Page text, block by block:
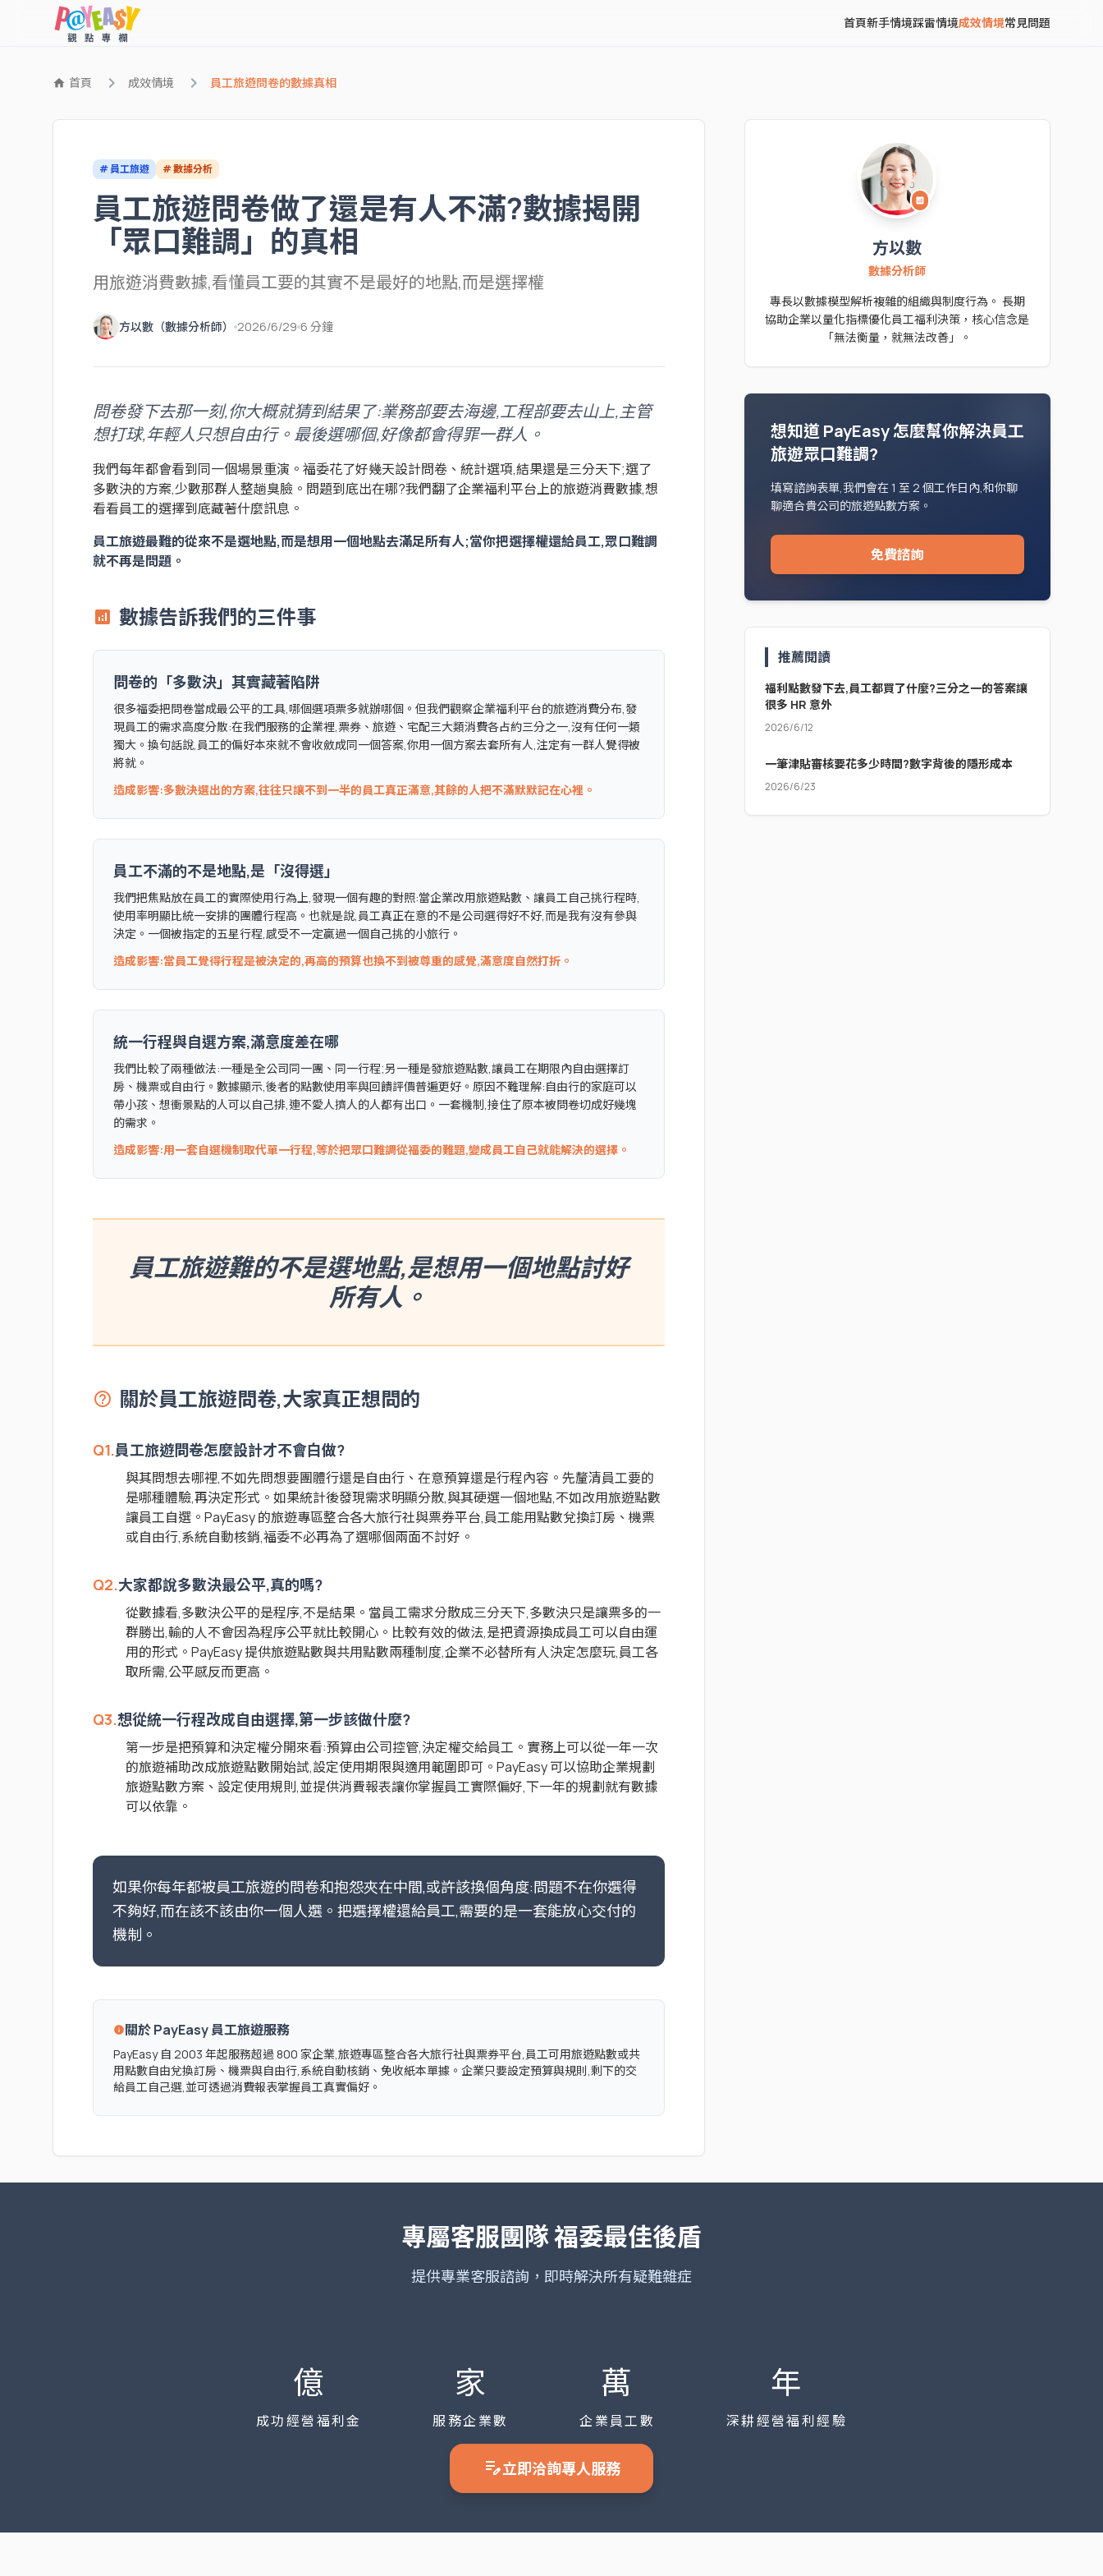
首頁新手情境踩雷情境成效情境常見問題
home 首頁 chevron_right 成效情境 chevron_right 員工旅遊問卷的數據真相
# 員工旅遊 # 數據分析
員工旅遊問卷做了還是有人不滿?數據揭開
「眾口難調」的真相
用旅遊消費數據,看懂員工要的其實不是最好的地點,而是選擇權
方以數（數據分析師） 2026/6/29 6 分鐘
問卷發下去那一刻,你大概就猜到結果了:業務部要去海邊,工程部要去山上,主管
想打球,年輕人只想自由行。最後選哪個,好像都會得罪一群人。
我們每年都會看到同一個場景重演。福委花了好幾天設計問卷、統計選項,結果還是三分天下;選了
多數決的方案,少數那群人整趟臭臉。問題到底出在哪?我們翻了企業福利平台上的旅遊消費數據,想
看看員工的選擇到底藏著什麼訊息。
員工旅遊最難的從來不是選地點,而是想用一個地點去滿足所有人;當你把選擇權還給員工,眾口難調
就不再是問題。
analytics 數據告訴我們的三件事
問卷的「多數決」其實藏著陷阱
很多福委把問卷當成最公平的工具,哪個選項票多就辦哪個。但我們觀察企業福利平台的旅遊消費分布,發
現員工的需求高度分散:在我們服務的企業裡,票券、旅遊、宅配三大類消費各占約三分之一,沒有任何一類
獨大。換句話說,員工的偏好本來就不會收斂成同一個答案,你用一個方案去套所有人,注定有一群人覺得被
將就。
造成影響:多數決選出的方案,往往只讓不到一半的員工真正滿意,其餘的人把不滿默默記在心裡。
員工不滿的不是地點,是「沒得選」
我們把焦點放在員工的實際使用行為上,發現一個有趣的對照:當企業改用旅遊點數、讓員工自己挑行程時,
使用率明顯比統一安排的團體行程高。也就是說,員工真正在意的不是公司選得好不好,而是我有沒有參與
決定。一個被指定的五星行程,感受不一定贏過一個自己挑的小旅行。
造成影響:當員工覺得行程是被決定的,再高的預算也換不到被尊重的感覺,滿意度自然打折。
統一行程與自選方案,滿意度差在哪
我們比較了兩種做法:一種是全公司同一團、同一行程;另一種是發旅遊點數,讓員工在期限內自由選擇訂
房、機票或自由行。數據顯示,後者的點數使用率與回饋評價普遍更好。原因不難理解:自由行的家庭可以
帶小孩、想衝景點的人可以自己排,連不愛人擠人的人都有出口。一套機制,接住了原本被問卷切成好幾塊
的需求。
造成影響:用一套自選機制取代單一行程,等於把眾口難調從福委的難題,變成員工自己就能解決的選擇。
員工旅遊難的不是選地點,是想用一個地點討好
所有人。
help_outline 關於員工旅遊問卷,大家真正想問的
Q1.員工旅遊問卷怎麼設計才不會白做?
與其問想去哪裡,不如先問想要團體行還是自由行、在意預算還是行程內容。先釐清員工要的
是哪種體驗,再決定形式。如果統計後發現需求明顯分散,與其硬選一個地點,不如改用旅遊點數
讓員工自選。PayEasy 的旅遊專區整合各大旅行社與票券平台,員工能用點數兌換訂房、機票
或自由行,系統自動核銷,福委不必再為了選哪個兩面不討好。
Q2.大家都說多數決最公平,真的嗎?
從數據看,多數決公平的是程序,不是結果。當員工需求分散成三分天下,多數決只是讓票多的一
群勝出,輸的人不會因為程序公平就比較開心。比較有效的做法,是把資源換成員工可以自由運
用的形式。PayEasy 提供旅遊點數與共用點數兩種制度,企業不必替所有人決定怎麼玩,員工各
取所需,公平感反而更高。
Q3.想從統一行程改成自由選擇,第一步該做什麼?
第一步是把預算和決定權分開來看:預算由公司控管,決定權交給員工。實務上可以從一年一次
的旅遊補助改成旅遊點數開始試,設定使用期限與適用範圍即可。PayEasy 可以協助企業規劃
旅遊點數方案、設定使用規則,並提供消費報表讓你掌握員工實際偏好,下一年的規劃就有數據
可以依靠。
如果你每年都被員工旅遊的問卷和抱怨夾在中間,或許該換個角度:問題不在你選得
不夠好,而在該不該由你一個人選。把選擇權還給員工,需要的是一套能放心交付的
機制。
info關於 PayEasy 員工旅遊服務
PayEasy 自 2003 年起服務超過 800 家企業,旅遊專區整合各大旅行社與票券平台,員工可用旅遊點數或共
用點數自由兌換訂房、機票與自由行,系統自動核銷、免收紙本單據。企業只要設定預算與規則,剩下的交
給員工自己選,並可透過消費報表掌握員工真實偏好。
analytics
方以數
數據分析師
專長以數據模型解析複雜的組織與制度行為。 長期
協助企業以量化指標優化員工福利決策，核心信念是
「無法衡量，就無法改善」。
想知道 PayEasy 怎麼幫你解決員工
旅遊眾口難調?
填寫諮詢表單,我們會在 1 至 2 個工作日內,和你聊
聊適合貴公司的旅遊點數方案。
免費諮詢
推薦閱讀
福利點數發下去,員工都買了什麼?三分之一的答案讓
很多 HR 意外
2026/6/12
一筆津貼審核要花多少時間?數字背後的隱形成本
2026/6/23
專屬客服團隊福委最佳後盾
提供專業客服諮詢，即時解決所有疑難雜症
億
成功經營福利金
家
服務企業數
萬
企業員工數
年
深耕經營福利經驗
edit_note立即洽詢專人服務